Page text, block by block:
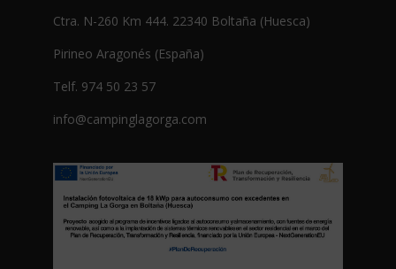
Ctra. N-260 Km 444. 22340 Boltaña (Huesca)
Pirineo Aragonés (España)
Telf. 974 50 23 57
info@campinglagorga.com